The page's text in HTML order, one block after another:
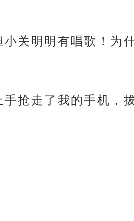
关明明有唱歌！为
抢走了我的手机，